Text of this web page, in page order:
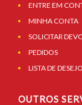
ENTRE EM
MINHA CONTA
SOLICITAR
PEDIDOS
LISTA DE
OUTROS